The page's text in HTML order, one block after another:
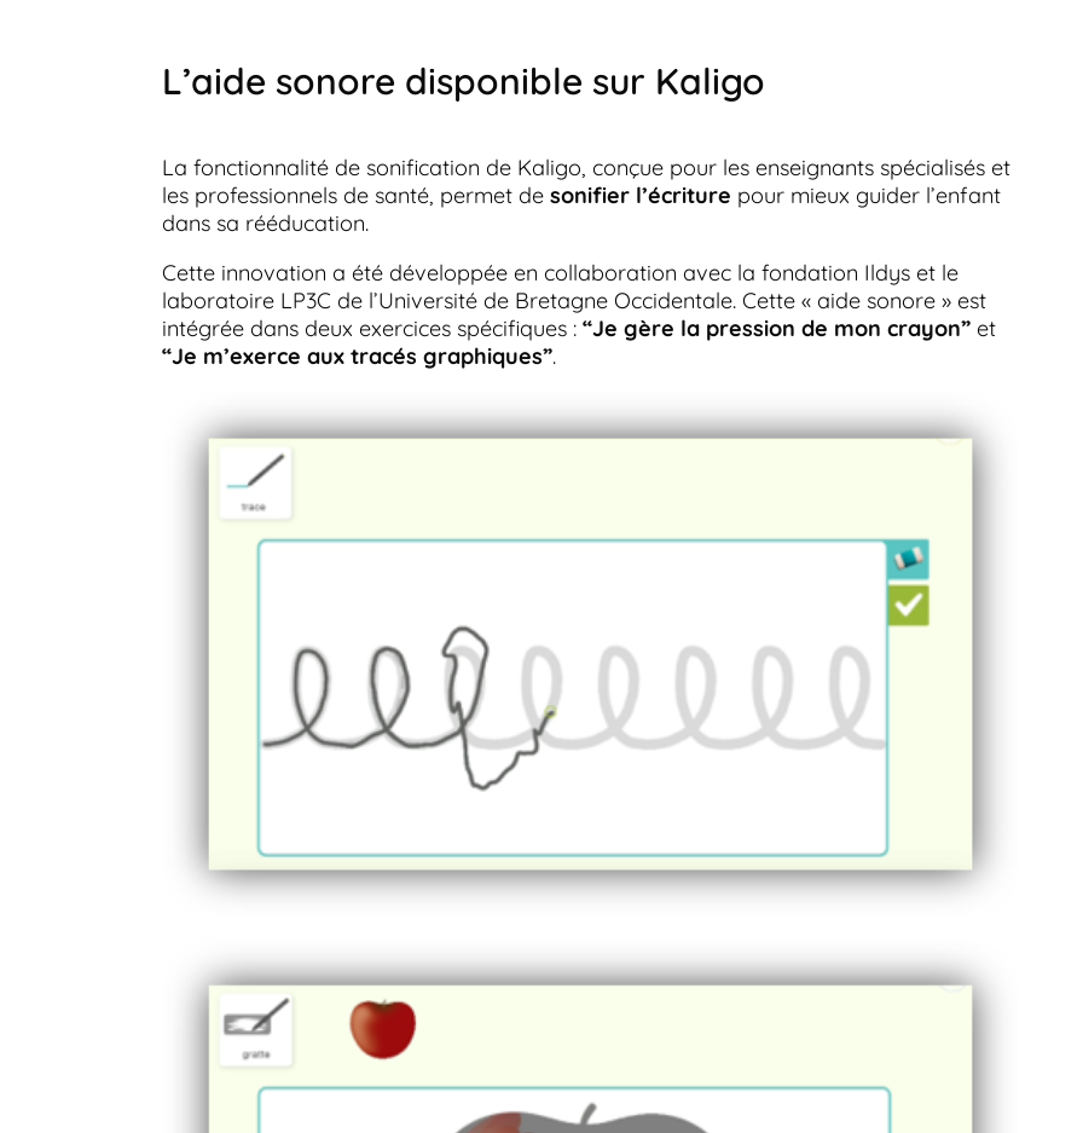
L’aide sonore disponible sur Kaligo
La fonctionnalité de sonification de Kaligo, conçue pour les enseignants spécialisés et
les professionnels de santé, permet desonifier l’écriture pour mieux guider l’enfant
dans sa rééducation.
Cette innovation a été développée en collaboration avec la fondation Ildys et le
laboratoire LP3C de l’Université de Bretagne Occidentale. Cette « aide sonore » est
intégrée dans deux exercices spécifiques :“Je gère la pression de mon crayon” et
“Je m’exerce aux tracés graphiques”.